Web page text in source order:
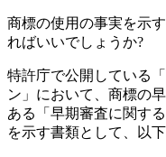
商標の使用の事実を示
ればいいでしょうか?
特許庁で公開している
ン」において、商標の
ある「早期審査に関す
を示す書類として、以